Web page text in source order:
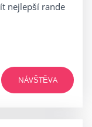
nejlepší rande
NÁVŠTĚVA